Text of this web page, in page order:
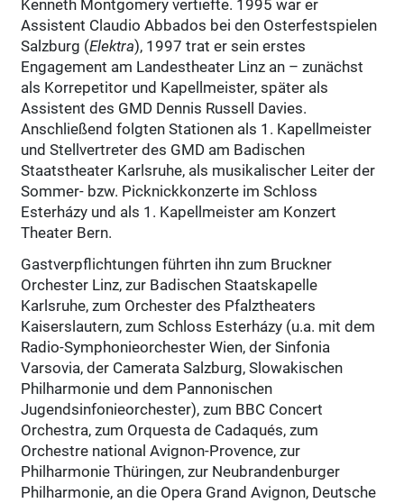
Kenneth Montgomery vertiefte. 1995 war er
Assistent Claudio Abbados bei den Osterfestspielen
Salzburg (Elektra), 1997 trat er sein erstes
Engagement am Landestheater Linz an – zunächst
als Korrepetitor und Kapellmeister, später als
Assistent des GMD Dennis Russell Davies.
Anschließend folgten Stationen als 1. Kapellmeister
und Stellvertreter des GMD am Badischen
Staatstheater Karlsruhe, als musikalischer Leiter der
Sommer- bzw. Picknickkonzerte im Schloss
Esterházy und als 1. Kapellmeister am Konzert
Theater Bern.
Gastverpflichtungen führten ihn zum Bruckner
Orchester Linz, zur Badischen Staatskapelle
Karlsruhe, zum Orchester des Pfalztheaters
Kaiserslautern, zum Schloss Esterházy (u.a. mit dem
Radio-Symphonieorchester Wien, der Sinfonia
Varsovia, der Camerata Salzburg, Slowakischen
Philharmonie und dem Pannonischen
Jugendsinfonieorchester), zum BBC Concert
Orchestra, zum Orquesta de Cadaqués, zum
Orchestre national Avignon-Provence, zur
Philharmonie Thüringen, zur Neubrandenburger
Philharmonie, an die Opera Grand Avignon, Deutsche